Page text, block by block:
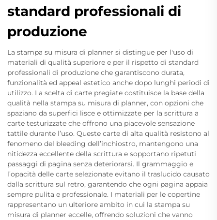
standard professionali di
produzione
La stampa su misura di planner si distingue per l'uso di
materiali di qualità superiore e per il rispetto di standard
professionali di produzione che garantiscono durata,
funzionalità ed appeal estetico anche dopo lunghi periodi di
utilizzo. La scelta di carte pregiate costituisce la base della
qualità nella stampa su misura di planner, con opzioni che
spaziano da superfici lisce e ottimizzate per la scrittura a
carte testurizzate che offrono una piacevole sensazione
tattile durante l’uso. Queste carte di alta qualità resistono al
fenomeno del bleeding dell’inchiostro, mantengono una
nitidezza eccellente della scrittura e sopportano ripetuti
passaggi di pagina senza deteriorarsi. Il grammaggio e
l’opacità delle carte selezionate evitano il traslucido causato
dalla scrittura sul retro, garantendo che ogni pagina appaia
sempre pulita e professionale. I materiali per le copertine
rappresentano un ulteriore ambito in cui la stampa su
misura di planner eccelle, offrendo soluzioni che vanno